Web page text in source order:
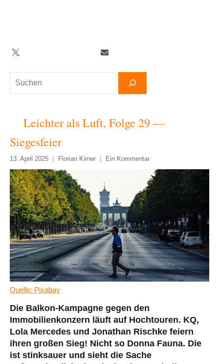
Suchen
Twitter TelegramNewsletter
Leichter als Luft, Folge 29 —
Siegesfeier
13. April 2025 Florian Kirner Ein Kommentar
Quelle: Pixabay
Die Balkon-Kampagne gegen den
Immobilienkonzern läuft auf Hochtouren. KQ,
Lola Mercedes und Jonathan Rischke feiern
ihren großen Sieg! Nicht so Donna Fauna. Die
ist stinksauer und sieht die Sache